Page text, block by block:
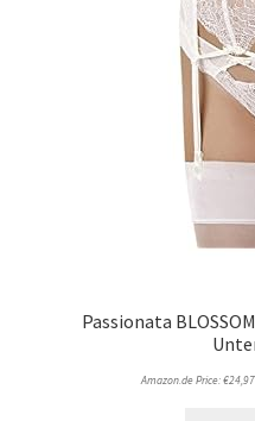
Passionata
Amazon.de Price:€24,97